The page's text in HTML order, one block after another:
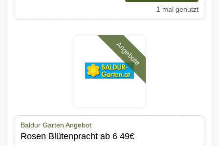
1 mal genutzt
Angebote
Baldur Garten Angebot
Rosen Blütenpracht ab 6 49€